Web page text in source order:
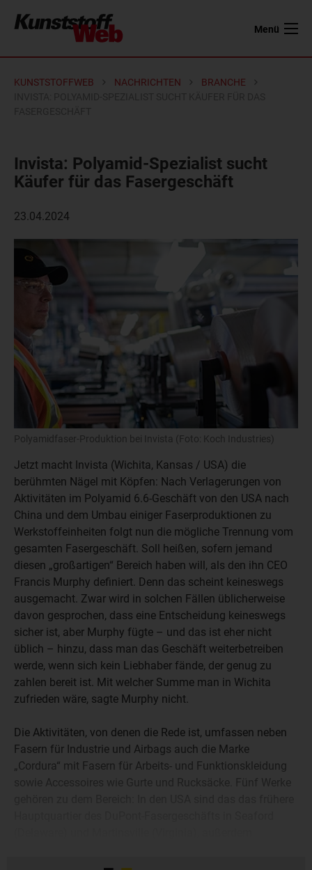
Menü
KUNSTSTOFFWEB NACHRICHTEN
BRANCHE
Invista: Polyamid-Spezialist sucht
Käufer für das Fasergeschäft
23.04.2024
Polyamidfaser-Produktion bei Invista (Foto: Koch Industries)
Jetzt macht Invista (Wichita, Kansas / USA) die
berühmten Nägel mit Köpfen: Nach Verlagerungen von
Aktivitäten im Polyamid 6.6-Geschäft von den USA nach
China und dem Umbau einiger Faserproduktionen zu
Werkstoffeinheiten folgt nun die mögliche Trennung vom
gesamten Fasergeschäft. Soll heißen, sofern jemand
diesen „großartigen“ Bereich haben will, als den ihn CEO
Francis Murphy definiert. Denn das scheint keineswegs
ausgemacht. Zwar wird in solchen Fällen üblicherweise
davon gesprochen, dass eine Entscheidung keineswegs
sicher ist, aber Murphy fügte – und das ist eher nicht
üblich – hinzu, dass man das Geschäft weiterbetreiben
werde, wenn sich kein Liebhaber fände, der genug zu
zahlen bereit ist. Mit welcher Summe man in Wichita
zufrieden wäre, sagte Murphy nicht.
Die Aktivitäten, von denen die Rede ist, umfassen neben
Fasern für Industrie und Airbags auch die Marke
„Cordura“ mit Fasern für Arbeits- und Funktionskleidung
sowie Accessoires wie Gurte und Rucksäcke. Fünf Werke